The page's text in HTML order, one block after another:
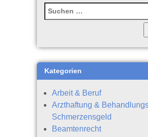
Kategorien
Arbeit & Beruf
Arzthaftung &
Schmerzensgeld
Beamtenrecht